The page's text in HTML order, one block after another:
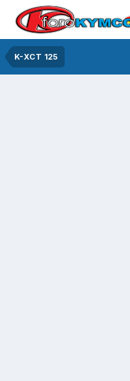
K-XCT 125